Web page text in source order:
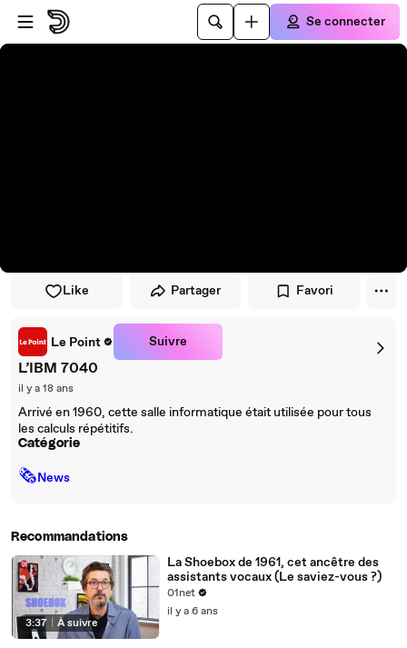
Passer au player
Passer au contenu principal
Se connecter
Like Partager Favori
Le Point Suivre
L’IBM 7040
il y a 18 ans
Arrivé en 1960, cette salle informatique était utilisée pour tous
les calculs répétitifs.
Catégorie
🗞News
Recommandations
3:37 À suivre
La Shoebox de 1961, cet ancêtre des
assistants vocaux (Le saviez-vous ?)
01net
il y a 6 ans